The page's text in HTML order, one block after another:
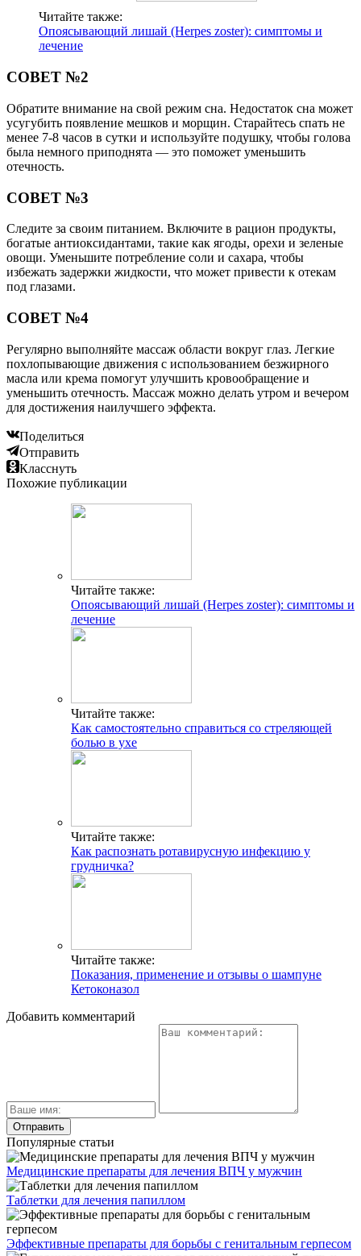
Читайте также:
Опоясывающий лишай (Herpes zoster): симптомы и
лечение
СОВЕТ №2
Обратите внимание на свой режим сна. Недостаток сна может
усугубить появление мешков и морщин. Старайтесь спать не
менее 7-8 часов в сутки и используйте подушку, чтобы голова
была немного приподнята — это поможет уменьшить
отечность.
СОВЕТ №3
Следите за своим питанием. Включите в рацион продукты,
богатые антиоксидантами, такие как ягоды, орехи и зеленые
овощи. Уменьшите потребление соли и сахара, чтобы
избежать задержки жидкости, что может привести к отекам
под глазами.
СОВЕТ №4
Регулярно выполняйте массаж области вокруг глаз. Легкие
похлопывающие движения с использованием безжирного
масла или крема помогут улучшить кровообращение и
уменьшить отечность. Массаж можно делать утром и вечером
для достижения наилучшего эффекта.
Поделиться
Отправить
Класснуть
Похожие публикации
Читайте также:
Опоясывающий лишай (Herpes zoster): симптомы и
лечение
Читайте также:
Как самостоятельно справиться со стреляющей
болью в ухе
Читайте также:
Как распознать ротавирусную инфекцию у
грудничка?
Читайте также:
Показания, применение и отзывы о шампуне
Кетоконазол
Добавить комментарий
Популярные статьи
Медицинские препараты для лечения ВПЧ у мужчин
Таблетки для лечения папиллом
Эффективные препараты для борьбы с генитальным герпесом